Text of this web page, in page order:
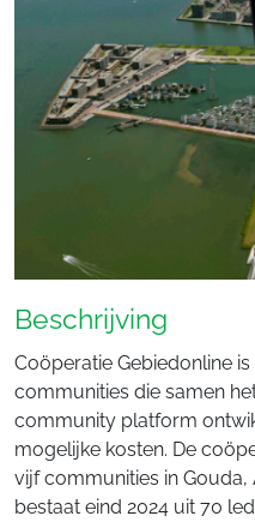
Beschrijving
Coöperatie Gebiedonline
communities die samen
community platform
mogelijke kosten. De
vijf communities in
bestaat eind 2024 uit 70